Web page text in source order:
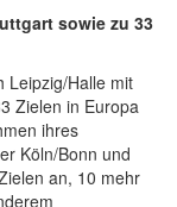
sowie zu 33
Leipzig/Halle mit
Zielen in Europa
ihres
Köln/Bonn und
an, 10 mehr